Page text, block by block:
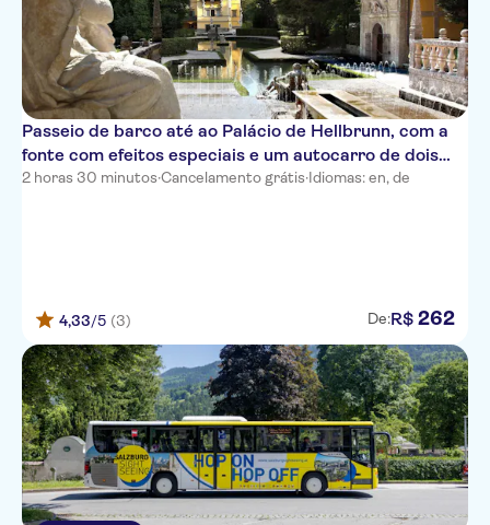
Passeio de barco até ao Palácio de Hellbrunn, com a
fonte com efeitos especiais e um autocarro de dois
andares de Londres
2 horas 30 minutos·Cancelamento grátis·Idiomas: en, de
4,33/5 (3) De:R$ 262